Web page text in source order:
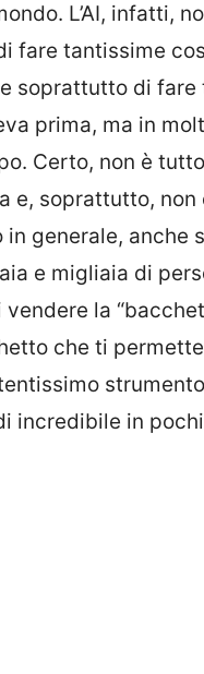
L’AI, infatti,
fare tantissime
soprattutto di
prima, ma in
Certo, non è
e, soprattutto, non
generale, anche
e migliaia di
vendere la
che ti
incredibile in